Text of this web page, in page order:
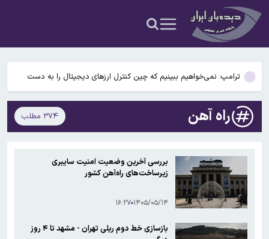
دخترش بود
امام‌جمعه اهواز: با افزایش برد موشک هایمان به ۱۵ هزار کیلومتر می
خواهیم عمق آمریکا را هدف قرار دهیم
ترامپ: نمی‌خواهیم ببینیم که چین کنترل ارز‌های دیجیتال را به دست
می‌گیرد / هر کسی در هوش مصنوعی پیروز شود، عملاً همه چیز را برده
است
علم‌الهدی: افرادی که می‌گویند جنگ را تمام کنید، مانند منافقین هستند
ارتباط افزایش دما و تضعیف سلامت روان کودکان
دخترش بود
خواهیم عمق آمریکا را هدف قرار دهیم
راه آهن ۳۷۴ مطلب
بررسی آخرین وضعیت امنیت سایبری
زیرساخت‌های راه‌آهن کشور
۱۴۰۵/۰۵/۱۴ ۱۶:۲۷
بازسازی خط دوم ریلی تهران - مشهد تا ۴ روز